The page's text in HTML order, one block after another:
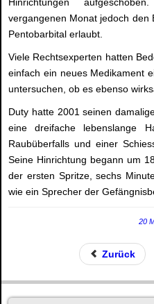
Hinrichtungen
vergangenen Monat jedoch den
Pentobarbital erlaubt.
Viele Rechtsexperten hatten
einfach ein neues Medikament
untersuchen, ob es ebenso
Duty hatte 2001 seinen
eine dreifache lebenslange
Raubüberfalls und einer
Seine Hinrichtung begann um
der ersten Spritze, sechs
wie ein Sprecher der
20
Zurück